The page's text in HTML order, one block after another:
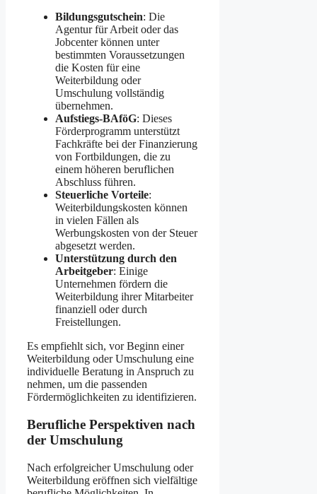
Bildungsgutschein: Die
Agentur für Arbeit oder das
Jobcenter können unter
bestimmten Voraussetzungen
die Kosten für eine
Weiterbildung oder
Umschulung vollständig
übernehmen.​
Aufstiegs-BAföG: Dieses
Förderprogramm unterstützt
Fachkräfte bei der Finanzierung
von Fortbildungen, die zu
einem höheren beruflichen
Abschluss führen.​
Steuerliche Vorteile:
Weiterbildungskosten können
in vielen Fällen als
Werbungskosten von der Steuer
abgesetzt werden.​
Unterstützung durch den
Arbeitgeber: Einige
Unternehmen fördern die
Weiterbildung ihrer Mitarbeiter
finanziell oder durch
Freistellungen.​
Es empfiehlt sich, vor Beginn einer
Weiterbildung oder Umschulung eine
individuelle Beratung in Anspruch zu
nehmen, um die passenden
Fördermöglichkeiten zu identifizieren.​
Berufliche Perspektiven nach
der Umschulung
Nach erfolgreicher Umschulung oder
Weiterbildung eröffnen sich vielfältige